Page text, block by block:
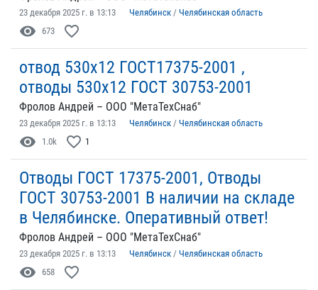
23 декабря 2025 г. в 13:13 Челябинск / Челябинская область
visibility 673 favorite_border
отвод 530х12 ГОСТ17375-2001 ,
отводы 530х12 ГОСТ 30753-2001
Фролов Андрей – ООО "МетаТехСнаб"
23 декабря 2025 г. в 13:13 Челябинск / Челябинская область
visibility 1.0k favorite_border 1
Отводы ГОСТ 17375-2001, Отводы
ГОСТ 30753-2001 В наличии на складе
в Челябинске. Оперативный ответ!
Фролов Андрей – ООО "МетаТехСнаб"
23 декабря 2025 г. в 13:13 Челябинск / Челябинская область
visibility 658 favorite_border